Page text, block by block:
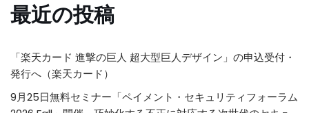
最近の投稿
「楽天カード 進撃の巨人 超大型巨人デザイン」の申込受付・
発行へ（楽天カード）
9月25日無料セミナー「ペイメント・セキュリティフォーラム